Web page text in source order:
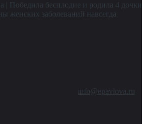
| Победила бесплодие и родила 4 дочки
женских заболеваний навсегда
info@epavlova.ru